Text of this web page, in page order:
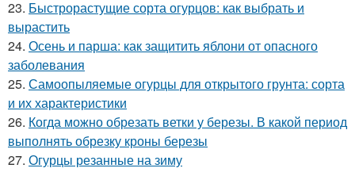
23. Быстрорастущие сорта огурцов: как выбрать и
вырастить
24. Осень и парша: как защитить яблони от опасного
заболевания
25. Самоопыляемые огурцы для открытого грунта: сорта
и их характеристики
26. Когда можно обрезать ветки у березы. В какой период
выполнять обрезку кроны березы
27. Огурцы резанные на зиму